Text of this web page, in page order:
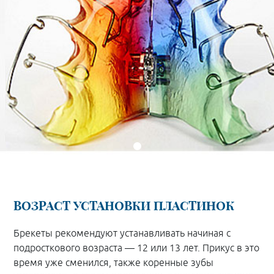
ВОЗРАСТ УСТАНОВКИ ПЛАСТИНОК
Брекеты рекомендуют устанавливать начиная с
подросткового возраста — 12 или 13 лет. Прикус в это
время уже сменился, также коренные зубы